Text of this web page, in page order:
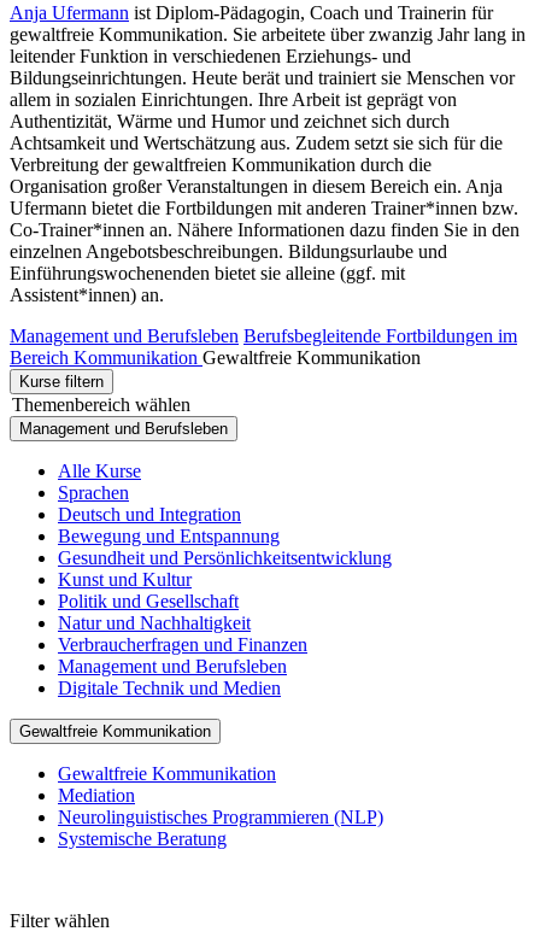
Anja Ufermann ist Diplom-Pädagogin, Coach und Trainerin für
gewaltfreie Kommunikation. Sie arbeitete über zwanzig Jahr lang in
leitender Funktion in verschiedenen Erziehungs- und
Bildungseinrichtungen. Heute berät und trainiert sie Menschen vor
allem in sozialen Einrichtungen. Ihre Arbeit ist geprägt von
Authentizität, Wärme und Humor und zeichnet sich durch
Achtsamkeit und Wertschätzung aus. Zudem setzt sie sich für die
Verbreitung der gewaltfreien Kommunikation durch die
Organisation großer Veranstaltungen in diesem Bereich ein. Anja
Ufermann bietet die Fortbildungen mit anderen Trainer*innen bzw.
Co-Trainer*innen an. Nähere Informationen dazu finden Sie in den
einzelnen Angebotsbeschreibungen. Bildungsurlaube und
Einführungswochenenden bietet sie alleine (ggf. mit
Assistent*innen) an.
Management und Berufsleben Berufsbegleitende Fortbildungen im
Bereich Kommunikation Gewaltfreie Kommunikation
Kurse filtern
Themenbereich wählen
Management und Berufsleben
Alle Kurse
Sprachen
Deutsch und Integration
Bewegung und Entspannung
Gesundheit und Persönlichkeitsentwicklung
Kunst und Kultur
Politik und Gesellschaft
Natur und Nachhaltigkeit
Verbraucherfragen und Finanzen
Management und Berufsleben
Digitale Technik und Medien
Gewaltfreie Kommunikation
Gewaltfreie Kommunikation
Mediation
Neurolinguistisches Programmieren (NLP)
Systemische Beratung
Filter wählen